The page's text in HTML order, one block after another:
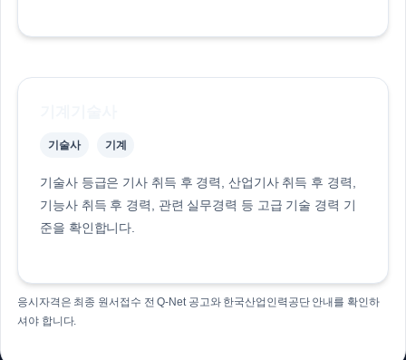
기술사 기계
기술사 등급은 기사 취득 후 경력, 산업기사 취득 후 경력,
기능사 취득 후 경력, 관련 실무경력 등 고급 기술 경력 기
준을 확인합니다.
응시자격은 최종 원서접수 전 Q-Net 공고와 한국산업인력공단 안내를 확인하
셔야 합니다.